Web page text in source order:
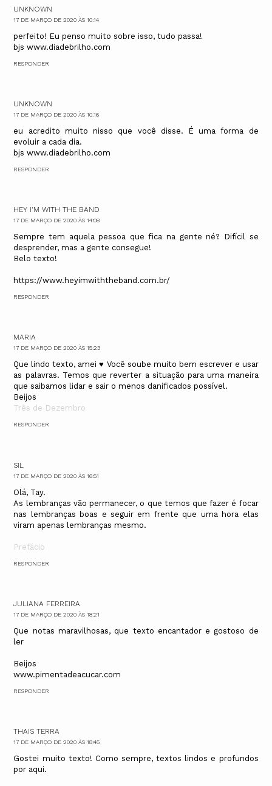
UNKNOWN
17 DE MARÇO DE 2020 ÀS 10:14
perfeito! Eu penso muito sobre isso, tudo passa!
bjs www.diadebrilho.com
RESPONDER
UNKNOWN
17 DE MARÇO DE 2020 ÀS 10:16
eu acredito muito nisso que você disse. É uma forma de
evoluir a cada dia.
bjs www.diadebrilho.com
RESPONDER
HEY I'M WITH THE BAND
17 DE MARÇO DE 2020 ÀS 14:08
Sempre tem aquela pessoa que fica na gente né? Difícil se
desprender, mas a gente consegue!
Belo texto!
https://www.heyimwiththeband.com.br/
RESPONDER
MARIA
17 DE MARÇO DE 2020 ÀS 15:23
Que lindo texto, amei ♥ Você soube muito bem escrever e usar
as palavras. Temos que reverter a situação para uma maneira
que saibamos lidar e sair o menos danificados possível.
Beijos
Três de Dezembro
RESPONDER
SIL
17 DE MARÇO DE 2020 ÀS 16:51
Olá, Tay.
As lembranças vão permanecer, o que temos que fazer é focar
nas lembranças boas e seguir em frente que uma hora elas
viram apenas lembranças mesmo.
Prefácio
RESPONDER
JULIANA FERREIRA
17 DE MARÇO DE 2020 ÀS 18:21
Que notas maravilhosas, que texto encantador e gostoso de
ler
Beijos
www.pimentadeacucar.com
RESPONDER
THAIS TERRA
17 DE MARÇO DE 2020 ÀS 18:45
Gostei muito texto! Como sempre, textos lindos e profundos
por aqui.